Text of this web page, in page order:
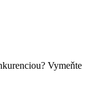
Vymeňte